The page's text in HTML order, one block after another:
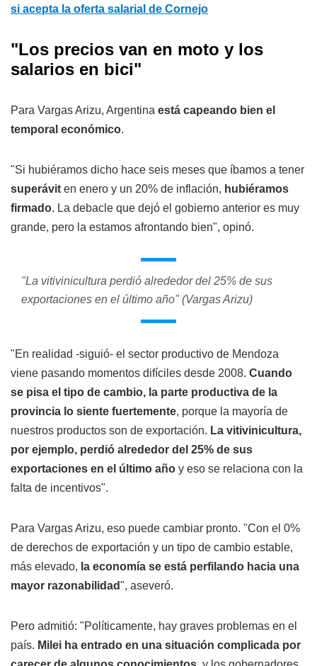
si acepta la oferta salarial de Cornejo
"Los precios van en moto y los
salarios en bici"
Para Vargas Arizu, Argentina está capeando bien el
temporal económico.
"Si hubiéramos dicho hace seis meses que íbamos a tener
superávit en enero y un 20% de inflación, hubiéramos
firmado. La debacle que dejó el gobierno anterior es muy
grande, pero la estamos afrontando bien", opinó.
"La vitivinicultura perdió alrededor del 25% de sus
exportaciones en el último año" (Vargas Arizu)
"En realidad -siguió- el sector productivo de Mendoza
viene pasando momentos difíciles desde 2008. Cuando
se pisa el tipo de cambio, la parte productiva de la
provincia lo siente fuertemente, porque la mayoría de
nuestros productos son de exportación. La vitivinicultura,
por ejemplo, perdió alrededor del 25% de sus
exportaciones en el último año y eso se relaciona con la
falta de incentivos".
Para Vargas Arizu, eso puede cambiar pronto. "Con el 0%
de derechos de exportación y un tipo de cambio estable,
más elevado, la economía se está perfilando hacia una
mayor razonabilidad", aseveró.
Pero admitió: "Políticamente, hay graves problemas en el
país. Milei ha entrado en una situación complicada por